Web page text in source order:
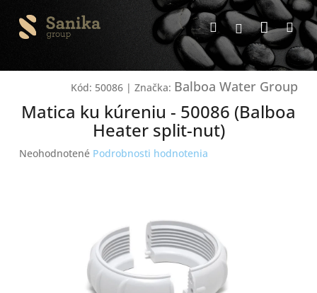
obsah
HľadaťPrihlásenie
košík
Kód: 50086 | Značka: Balboa Water Group
Matica ku kúreniu - 50086 (Balboa
Heater split-nut)
Priemerné
Neohodnotené Podrobnosti hodnotenia